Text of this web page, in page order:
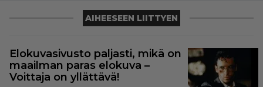
AIHEESEEN LIITTYEN
Elokuvasivusto paljasti, mikä on
maailman paras elokuva –
Voittaja on yllättävä!